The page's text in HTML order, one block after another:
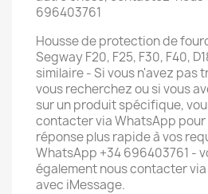
696403761
Housse de protection de
Segway F20, F25, F30, F40,
similaire - Si vous n'avez pas
vous recherchez ou si vous
sur un produit spécifique,
contacter via WhatsApp
réponse plus rapide à vos
WhatsApp +34 696403761 -
également nous contacter via
avec iMessage.